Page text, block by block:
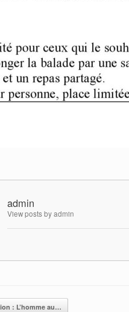
admin
View posts by admin
: L’homme au…